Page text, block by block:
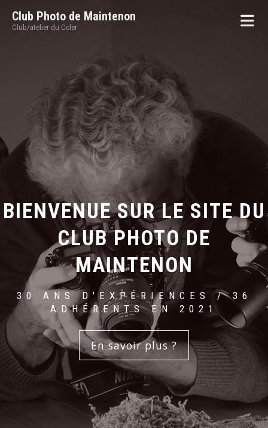
Club Photo de Maintenon
Club/atelier du Ccler
BIENVENUE SUR LE SITE DU
CLUB PHOTO DE
MAINTENON
30 ANS D'EXPÉRIENCES / 36
ADHÉRENTS EN 2021
En savoir plus ?